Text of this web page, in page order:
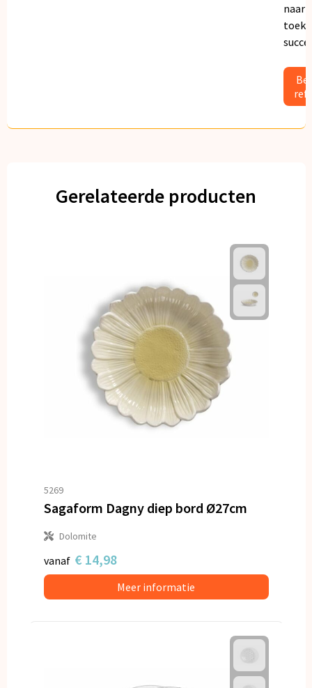
naar
Gerelateerde producten
5269
Sagaform Dagny diep bord Ø27cm
Dolomite
vanaf € 14,98
Meer informatie